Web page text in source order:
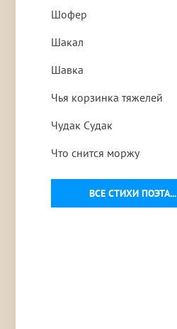
ВСЕ СТИХИ ПОЭТА...
Шофер
Шакал
Шавка
Чья корзинка тяжелей
Чудак Судак
Что снится моржу